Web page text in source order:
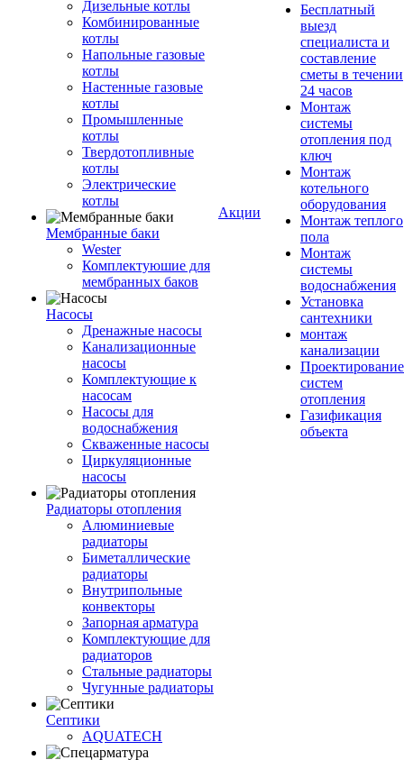
Дизельные котлы
Комбинированные
котлы
Напольные газовые
котлы
Настенные газовые
котлы
Промышленные
котлы
Твердотопливные
котлы
Электрические
котлы
Мембранные баки
Wester
Комплектуюшие для
мембранных баков
Насосы
Дренажные насосы
Канализационные
насосы
Комплектующие к
насосам
Насосы для
водоснабжения
Скваженные насосы
Циркуляционные
насосы
Радиаторы отопления
Алюминиевые
радиаторы
Биметаллические
радиаторы
Внутрипольные
конвекторы
Запорная арматура
Комплектующие для
радиаторов
Стальные радиаторы
Чугунные радиаторы
Септики
AQUATECH
Акции
Бесплатный
выезд
специалиста и
составление
сметы в течении
24 часов
Монтаж
системы
отопления под
ключ
Монтаж
котельного
оборудования
Монтаж теплого
пола
Монтаж
системы
водоснабжения
Установка
сантехники
монтаж
канализации
Проектирование
систем
отопления
Газификация
объекта